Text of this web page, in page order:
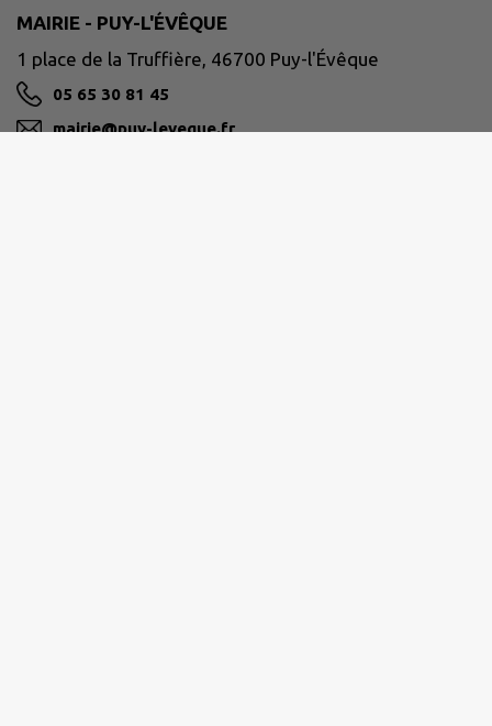
MAIRIE - PUY-L'ÉVÊQUE
1 place de la Truffière, 46700 Puy-l'Évêque
05 65 30 81 45
mairie@puy-leveque.fr